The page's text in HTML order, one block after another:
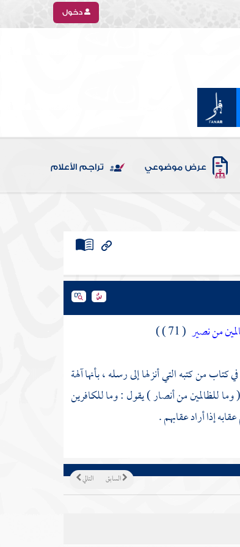
دخول
عرض موضوعي تراجم الأعلام
من نصير ( 71 ) )
من كتبه التي أنزلها إلى رسله ، بأنها آلهة
( وما للظالمين من أنصار ) يقول : وما للكافرين
إذا أراد عقابهم .
التالي السابق